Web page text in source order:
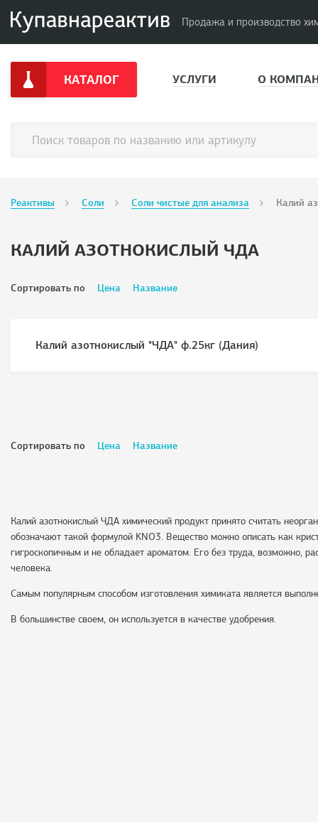
Продажа и производство
КАТАЛОГ УСЛУГИ О
Реактивы Соли Соли чистые для анализа Калий
КАЛИЙ АЗОТНОКИСЛЫЙ ЧДА
Сортировать по Цена Название
Калий азотнокислый "ЧДА" ф.25кг (Дания)
Сортировать по Цена Название
Калий азотнокислый ЧДА химический продукт принято считать
обозначают такой формулой KNO3. Вещество можно описать как
гигроскопичным и не обладает ароматом. Его без труда, возможно,
человека.
Самым популярным способом изготовления химиката является
В большинстве своем, он используется в качестве удобрения.